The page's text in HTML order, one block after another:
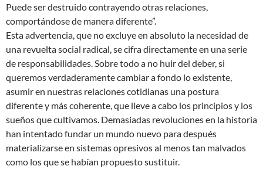
Puede ser destruido contrayendo otras relaciones,
comportándose de manera diferente”.
Esta advertencia, que no excluye en absoluto la necesidad de
una revuelta social radical, se cifra directamente en una serie
de responsabilidades. Sobre todo a no huir del deber, si
queremos verdaderamente cambiar a fondo lo existente,
asumir en nuestras relaciones cotidianas una postura
diferente y más coherente, que lleve a cabo los principios y los
sueños que cultivamos. Demasiadas revoluciones en la historia
han intentado fundar un mundo nuevo para después
materializarse en sistemas opresivos al menos tan malvados
como los que se habían propuesto sustituir.